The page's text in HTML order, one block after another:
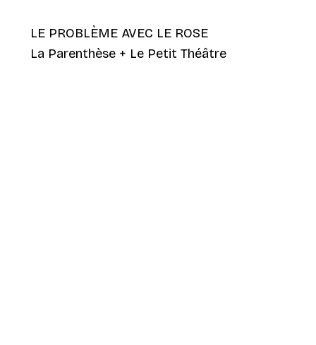
LE PROBLÈME AVEC LE ROSE
La Parenthèse + Le Petit Théâtre